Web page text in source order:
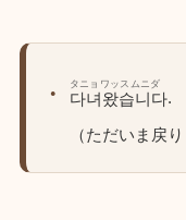
다녀왔습니다
タニョワッスムニダ
.
（ただいま戻